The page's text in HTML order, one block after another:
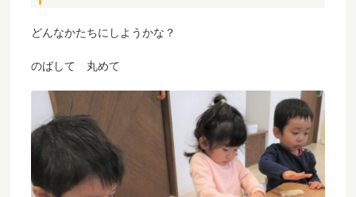
どんなかたちにしようかな？
のばして 丸めて